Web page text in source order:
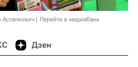
Перейти в медиабанк
Дзен